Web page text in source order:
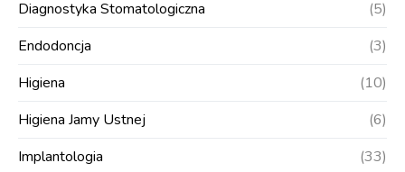
Diagnostyka Stomatologiczna
(5)
Endodoncja
(3)
Higiena
(10)
Higiena Jamy Ustnej
(6)
Implantologia
(33)